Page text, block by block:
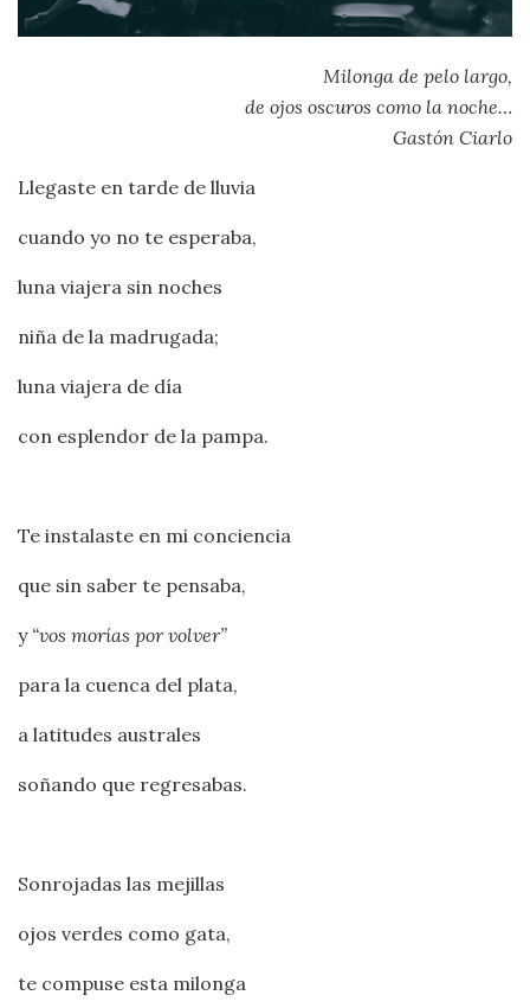
Milonga de pelo largo,
de ojos oscuros como la noche…
Gastón Ciarlo
Llegaste en tarde de lluvia
cuando yo no te esperaba,
luna viajera sin noches
niña de la madrugada;
luna viajera de día
con esplendor de la pampa.
Te instalaste en mi conciencia
que sin saber te pensaba,
y “vos morías por volver”
para la cuenca del plata,
a latitudes australes
soñando que regresabas.
Sonrojadas las mejillas
ojos verdes como gata,
te compuse esta milonga